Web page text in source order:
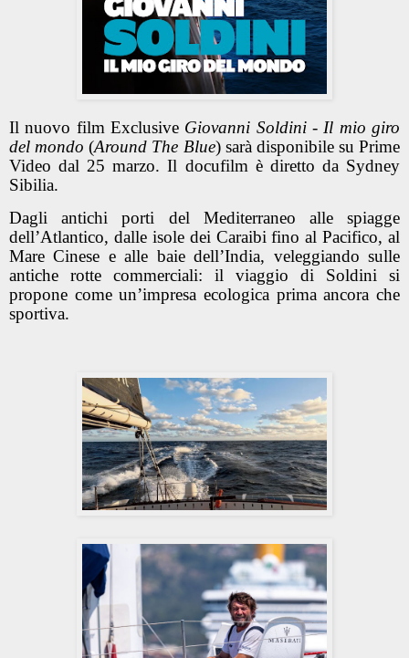
Il nuovo film Exclusive Giovanni Soldini - Il mio giro
del mondo(Around The Blue) sarà disponibile su Prime
Video dal 25 marzo. Il docufilm è diretto da Sydney
Sibilia.
Dagli antichi porti del Mediterraneo alle spiagge
dell’Atlantico, dalle isole dei Caraibi fino al Pacifico, al
Mare Cinese e alle baie dell’India, veleggiando sulle
antiche rotte commerciali: il viaggio di Soldini si
propone come un’impresa ecologica prima ancora che
sportiva.